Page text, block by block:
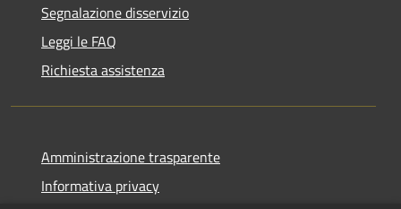
Segnalazione disservizio
Leggi le FAQ
Richiesta assistenza
Amministrazione trasparente
Informativa privacy